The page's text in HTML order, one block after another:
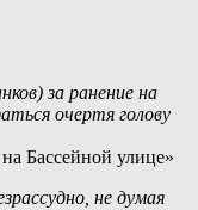
за ранение на
очертя голову
Бассейной улице»
не думая